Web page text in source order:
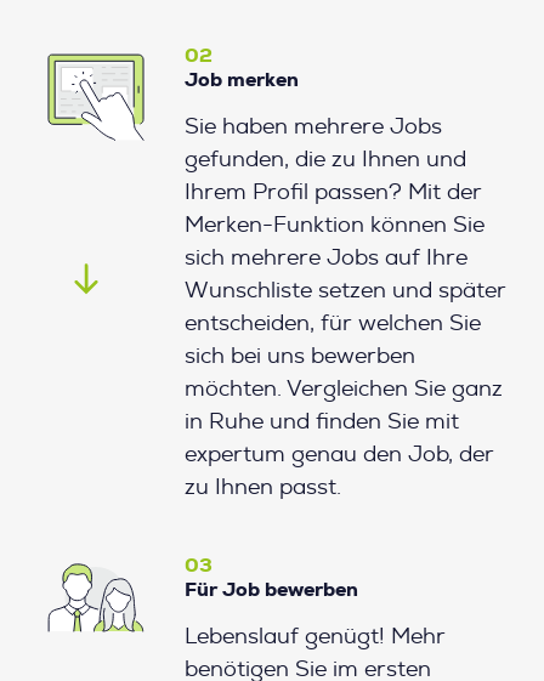
02
Job merken
Sie haben mehrere Jobs
gefunden, die zu Ihnen und
Ihrem Profil passen? Mit der
Merken-Funktion können Sie
sich mehrere Jobs auf Ihre
Wunschliste setzen und später
entscheiden, für welchen Sie
sich bei uns bewerben
möchten. Vergleichen Sie ganz
in Ruhe und finden Sie mit
expertum genau den Job, der
zu Ihnen passt.
03
Für Job bewerben
Lebenslauf genügt! Mehr
benötigen Sie im ersten